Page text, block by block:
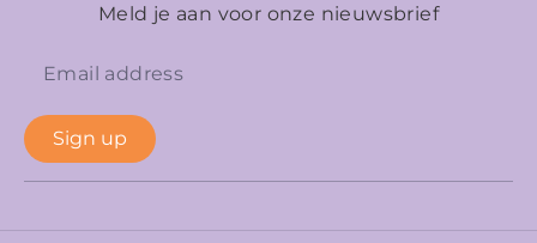
Meld je aan voor onze nieuwsbrief
Sign up